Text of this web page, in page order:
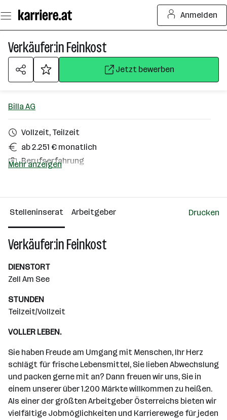
Seiteninhalt
springen
Anmelden
Verkäufer:in Feinkost
Jetzt bewerben
Billa AG
Vollzeit, Teilzeit
ab 2.251 € monatlich
Berufserfahrung
Über das Unternehmen
10000+ Mitarbeiter*innen
Wiener Neudorf
Mehr anzeigen
Stelleninserat Arbeitgeber Drucken
Verkäufer:in Feinkost
DIENSTORT
Zell Am See
STUNDEN
Teilzeit/Vollzeit
VOLLER LEBEN.
Sie haben Freude am Umgang mit Menschen, Ihr Herz
schlägt für frische Lebensmittel, Sie lieben Abwechslung
und packen gerne mit an? Dann freuen wir uns, Sie in
einem unserer über 1.200 Märkte willkommen zu heißen.
Als einer der größten Arbeitgeber Österreichs bieten wir
vielfältige Jobmöglichkeiten und Karrierewege für jeden